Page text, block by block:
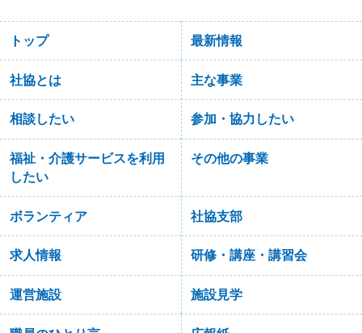
トップ 最新情報
社協とは 主な事業
相談したい 参加・協力したい
福祉・介護サービスを利用
したい
その他の事業
ボランティア 社協支部
求人情報 研修・講座・講習会
運営施設 施設見学